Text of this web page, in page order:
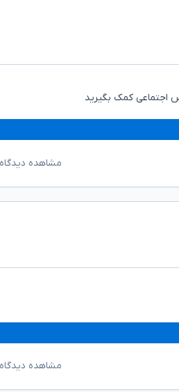
اجتماعی کمک بگیرید
مشاهده
مشاهده